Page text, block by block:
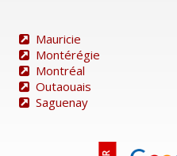
Mauricie
Montérégie
Montréal
Outaouais
Saguenay